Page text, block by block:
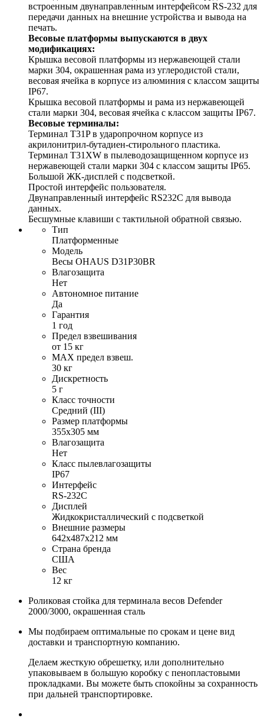
встроенным двунаправленным интерфейсом RS-232 для
передачи данных на внешние устройства и вывода на
печать.
Весовые платформы выпускаются в двух
модификациях:
Крышка весовой платформы из нержавеющей стали
марки 304, окрашенная рама из углеродистой стали,
весовая ячейка в корпусе из алюминия с классом защиты
IP67.
Крышка весовой платформы и рама из нержавеющей
стали марки 304, весовая ячейка с классом защиты IP67.
Весовые терминалы:
Терминал T31P в ударопрочном корпусе из
акрилонитрил-бутадиен-стирольного пластика.
Терминал T31XW в пылеводозащищенном корпусе из
нержавеющей стали марки 304 с классом защиты IP65.
Большой ЖК-дисплей с подсветкой.
Простой интерфейс пользователя.
Двунаправленный интерфейс RS232C для вывода
данных.
Бесшумные клавиши с тактильной обратной связью.
Тип
Платформенные
Модель
Весы OHAUS D31P30BR
Влагозащита
Нет
Автономное питание
Да
Гарантия
1 год
Предел взвешивания
от 15 кг
MAX предел взвеш.
30 кг
Дискретность
5 г
Класс точности
Средний (III)
Размер платформы
355х305 мм
Влагозащита
Нет
Класс пылевлагозащиты
IP67
Интерфейс
RS-232C
Дисплей
Жидкокристаллический с подсветкой
Внешние размеры
642х487х212 мм
Страна бренда
США
Вес
12 кг
Роликовая стойка для терминала весов Defender
2000/3000, окрашенная сталь
Мы подбираем оптимальные по срокам и цене вид
доставки и транспортную компанию.
Делаем жесткую обрешетку, или дополнительно
упаковываем в большую коробку с пенопластовыми
прокладками. Вы можете быть спокойны за сохранность
при дальней транспортировке.